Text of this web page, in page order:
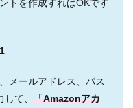
トを作成すればOKです
メールアドレス、パス
て、 「Amazonアカ